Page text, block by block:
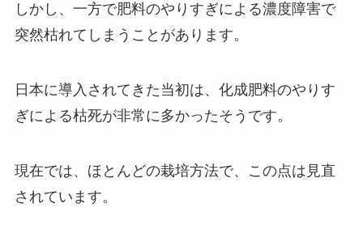
しかし、一方で肥料のやりすぎによる濃度障害で
突然枯れてしまうことがあります。
日本に導入されてきた当初は、化成肥料のやりす
ぎによる枯死が非常に多かったそうです。
現在では、ほとんどの栽培方法で、この点は見直
されています。